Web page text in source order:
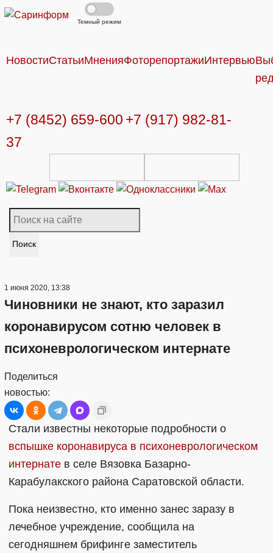
Темный режим
НовостиСтатьиМненияФоторепортажиИнтервью
+7 (8452) 659-600 +7 (917) 982-81-
37
Поиск
1 июня 2020, 13:38
Чиновники не знают, кто заразил
коронавирусом сотню человек в
психоневрологическом интернате
Поделиться
новостью:
Стали известны некоторые подробности о
вспышке коронавируса в психоневрологическом
интернате в селе Вязовка Базарно-
Карабулакского района Саратовской области.
Пока неизвестно, кто именно занес заразу в
лечебное учреждение, сообщила на
сегодняшнем брифинге заместитель